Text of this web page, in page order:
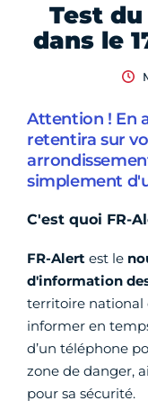
Test
dans le
Attention ! En
retentira sur
simplement
C'est quoi FR-
FR-Alert est le
d'information
territoire national
informer en
d’un téléphone
zone de danger,
pour sa sécurité.